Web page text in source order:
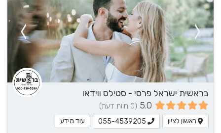
בראשית ישראל פרסי - סטילס ווידאו
5.0 (0 חוות דעת)
ראשון לציון 055-4539205 עוד מידע